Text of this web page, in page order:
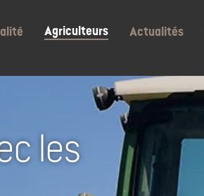
Agriculteurs Actualités
les